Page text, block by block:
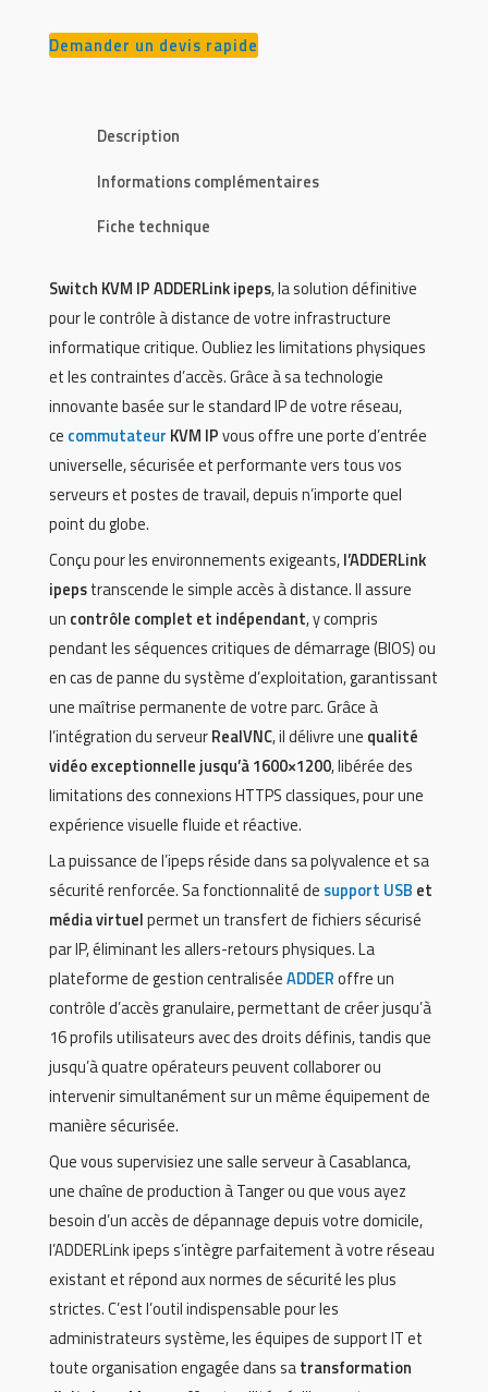
Demander un devis rapide
Description
Informations complémentaires
Fiche technique
Switch KVM IP ADDERLink ipeps, la solution définitive
pour le contrôle à distance de votre infrastructure
informatique critique. Oubliez les limitations physiques
et les contraintes d’accès. Grâce à sa technologie
innovante basée sur le standard IP de votre réseau,
ce commutateur KVM IPvous offre une porte d’entrée
universelle, sécurisée et performante vers tous vos
serveurs et postes de travail, depuis n’importe quel
point du globe.
Conçu pour les environnements exigeants,l’ADDERLink
ipepstranscende le simple accès à distance. Il assure
un contrôle complet et indépendant, y compris
pendant les séquences critiques de démarrage (BIOS) ou
en cas de panne du système d’exploitation, garantissant
une maîtrise permanente de votre parc. Grâce à
l’intégration du serveurRealVNC, il délivre une qualité
vidéo exceptionnelle jusqu’à 1600×1200, libérée des
limitations des connexions HTTPS classiques, pour une
expérience visuelle fluide et réactive.
La puissance de l’ipeps réside dans sa polyvalence et sa
sécurité renforcée. Sa fonctionnalité de support USB et
média virtuelpermet un transfert de fichiers sécurisé
par IP, éliminant les allers-retours physiques. La
plateforme de gestion centraliséeADDERoffre un
contrôle d’accès granulaire, permettant de créer jusqu’à
16 profils utilisateurs avec des droits définis, tandis que
jusqu’à quatre opérateurs peuvent collaborer ou
intervenir simultanément sur un même équipement de
manière sécurisée.
Que vous supervisiez une salle serveur à Casablanca,
une chaîne de production à Tanger ou que vous ayez
besoin d’un accès de dépannage depuis votre domicile,
l’ADDERLink ipeps s’intègre parfaitement à votre réseau
existant et répond aux normes de sécurité les plus
strictes. C’est l’outil indispensable pour les
administrateurs système, les équipes de support IT et
toute organisation engagée dans satransformation